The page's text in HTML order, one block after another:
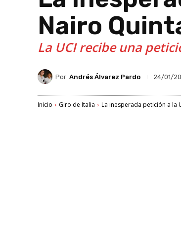
Nairo
La UCI recibe una
Por Andrés Álvarez Pardo 24/01/
Inicio Giro de Italia La inesperada petición a la